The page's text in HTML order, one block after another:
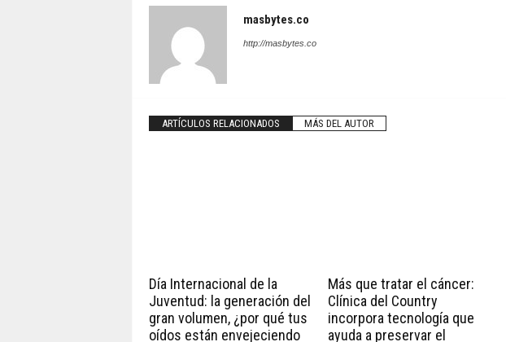
masbytes.co
http://masbytes.co
ARTÍCULOS RELACIONADOS MÁS DEL AUTOR
Día Internacional de la
Juventud: la generación del
gran volumen, ¿por qué tus
oídos están envejeciendo
Más que tratar el cáncer:
Clínica del Country
incorpora tecnología que
ayuda a preservar el